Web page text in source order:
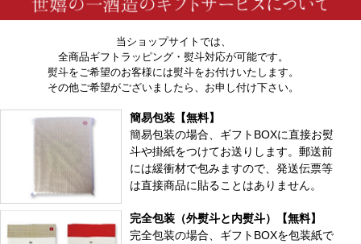
当ショップサイトでは、
全商品ギフトラッピング・熨斗対応が可能です。
熨斗をご希望のお客様には熨斗をお付けいたします。
その他ご希望がございましたら、お申し付け下さい。
簡易包装【無料】
簡易包装の場合、ギフトBOXに直接お熨
斗や掛紙をつけてお送りします。郵送前
には緩衝材で包みますので、発送伝票等
は直接商品に貼ることはありません。
完全包装（外熨斗と内熨斗）【無料】
完全包装の場合、ギフトBOXを包装紙で